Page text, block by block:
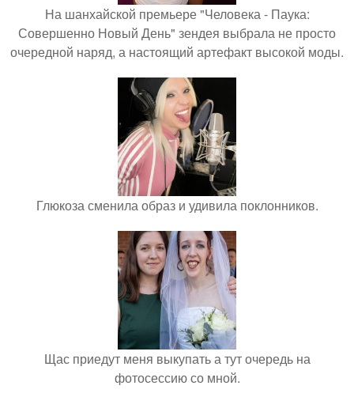
На шанхайской премьере "Человека - Паука:
Совершенно Новый День" зендея выбрала не просто
очередной наряд, а настоящий артефакт высокой моды.
Глюкоза сменила образ и удивила поклонников.
Щас приедут меня выкупать а тут очередь на
фотосессию со мной.